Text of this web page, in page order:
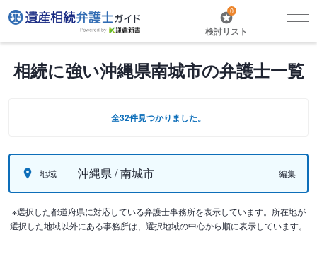
0
検討リスト
相続に強い沖縄県南城市の弁護士一覧
全32件見つかりました。
地域 沖縄県 / 南城市 編集
※選択した都道府県に対応している弁護士事務所を表示しています。所在地が
選択した地域以外にある事務所は、選択地域の中心から順に表示しています。